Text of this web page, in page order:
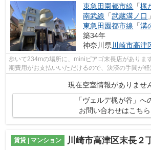
東急田園都市線 「梶
南武線 「武蔵溝ノ口
東急田園都市線 「溝
築34年
神奈川県 川崎市高津
歩いて234mの場所に、miniピアゴ末長店がありま
期費用がお支払いいただけるので、決済の手間が
現在空室情報がありませ
「ヴェルデ梶が谷」へ
お問い合わせはこちら
賃貸 | マンション 川崎市高津区末長２丁目